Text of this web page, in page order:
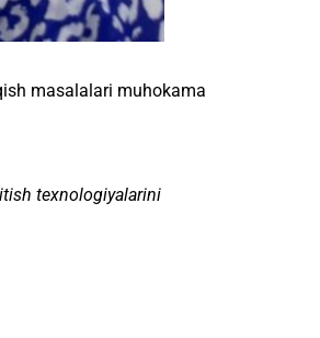
masalalari muhokama
texnologiyalarini